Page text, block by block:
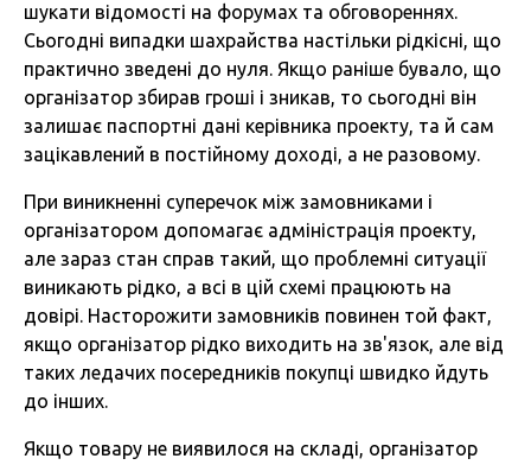
шукати відомості на форумах та обговореннях.
Сьогодні випадки шахрайства настільки рідкісні, що
практично зведені до нуля. Якщо раніше бувало, що
організатор збирав гроші і зникав, то сьогодні він
залишає паспортні дані керівника проекту, та й сам
зацікавлений в постійному доході, а не разовому.
При виникненні суперечок між замовниками і
організатором допомагає адміністрація проекту,
але зараз стан справ такий, що проблемні ситуації
виникають рідко, а всі в цій схемі працюють на
довірі. Насторожити замовників повинен той факт,
якщо організатор рідко виходить на зв'язок, але від
таких ледачих посередників покупці швидко йдуть
до інших.
Якщо товару не виявилося на складі, організатор